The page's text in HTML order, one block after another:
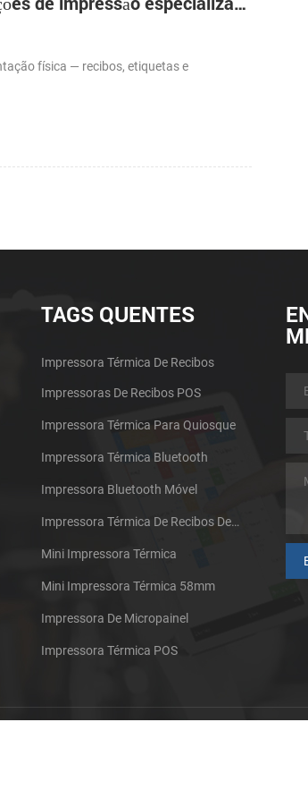
física — recibos, etiquetas e
TAGS QUENTES
Impressora Térmica De Recibos
Impressoras De Recibos POS
Impressora Térmica Para Quiosque
Impressora Térmica Bluetooth
Impressora Bluetooth Móvel
Impressora Térmica De Recibos De Micro Painel
Mini Impressora Térmica
Mini Impressora Térmica 58mm
Impressora De Micropainel
Impressora Térmica POS